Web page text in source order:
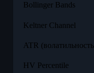
Bollinger Bands
Keltner Channel
ATR
HV Percentile